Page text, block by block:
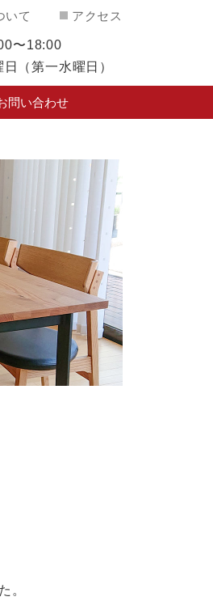
いて
アクセス
〜18:00
日（第一水曜日）
問い合わせ
。